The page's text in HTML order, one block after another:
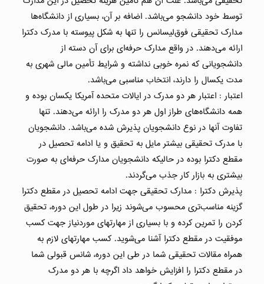
توسط خود دانشجو می‌باشد. اضافه بر آن، بسیاری از دانشگاه‌ها
مدارک تحقیقی فوق‌لیسانس را تنها به شکل پیوسته با مدرک دکترا
ارائه می‌دهند. در واقع مدارک حرفه‌ای برای آن دسته از
دانشجویانی که نمره خوبی نداشته و شرایط تأمین مالی شهری به
مدت یکسال را دارند، انتخاب مناسبی می‌باشد.
اعتبار : اعتبار هر دو مدرک در ایالات متحده آمریکا یکسان بوده و
همه دانشگاه‌های طراز اول هر دو مدرک را ارائه می‌دهند. تنها
تفاوت آنها در نوع دانشجویان پذیرش شده می‌باشد. دانشجویان
با مدرک تحقیقی بیشتر مایل به تحقیق و یا ادامه تحصیل در
مقطع دکترا بوده در حالیکه دانشجویان مدارک حرفه‌ای به صورت
بیشتری به بازار کار جذب می‌گردند.
پذیرش دکترا : مدارک تحقیقی جهت ادامه تحصیل در مقطع دکترا
گزینه مناسب‌تری محسوب می‌شوند زیرا در طول این دوره، تحقیق
کردن را تمرین کرده و با بسیاری از مهارتهای موردنیاز جهت کسب
موفقیت در مقطع دکترا آشنا می‌شوید. کسب مهارتهای لازم به
همراه مقالات تحقیقی شما در طی این دوره، شانس قبولی شما
در مقطع دکترا را افزایش خواهد داد اگرچه با هر دو مدرک